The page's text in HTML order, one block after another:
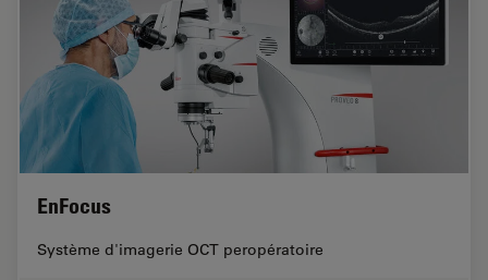
EnFocus
Système d'imagerie OCT peropératoire